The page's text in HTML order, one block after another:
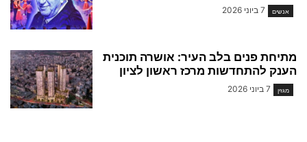
אנשים 7 ביוני 2026
מתיחת פנים בלב העיר: אושרה תוכנית
הענק להתחדשות מרכז ראשון לציון
מגזין 7 ביוני 2026